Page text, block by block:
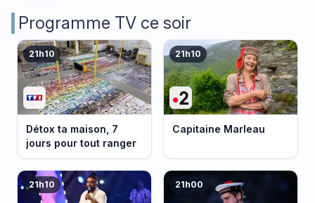
Programme TV ce soir
21h10
Détox ta maison, 7
jours pour tout ranger
21h10
Capitaine Marleau
21h10 21h00